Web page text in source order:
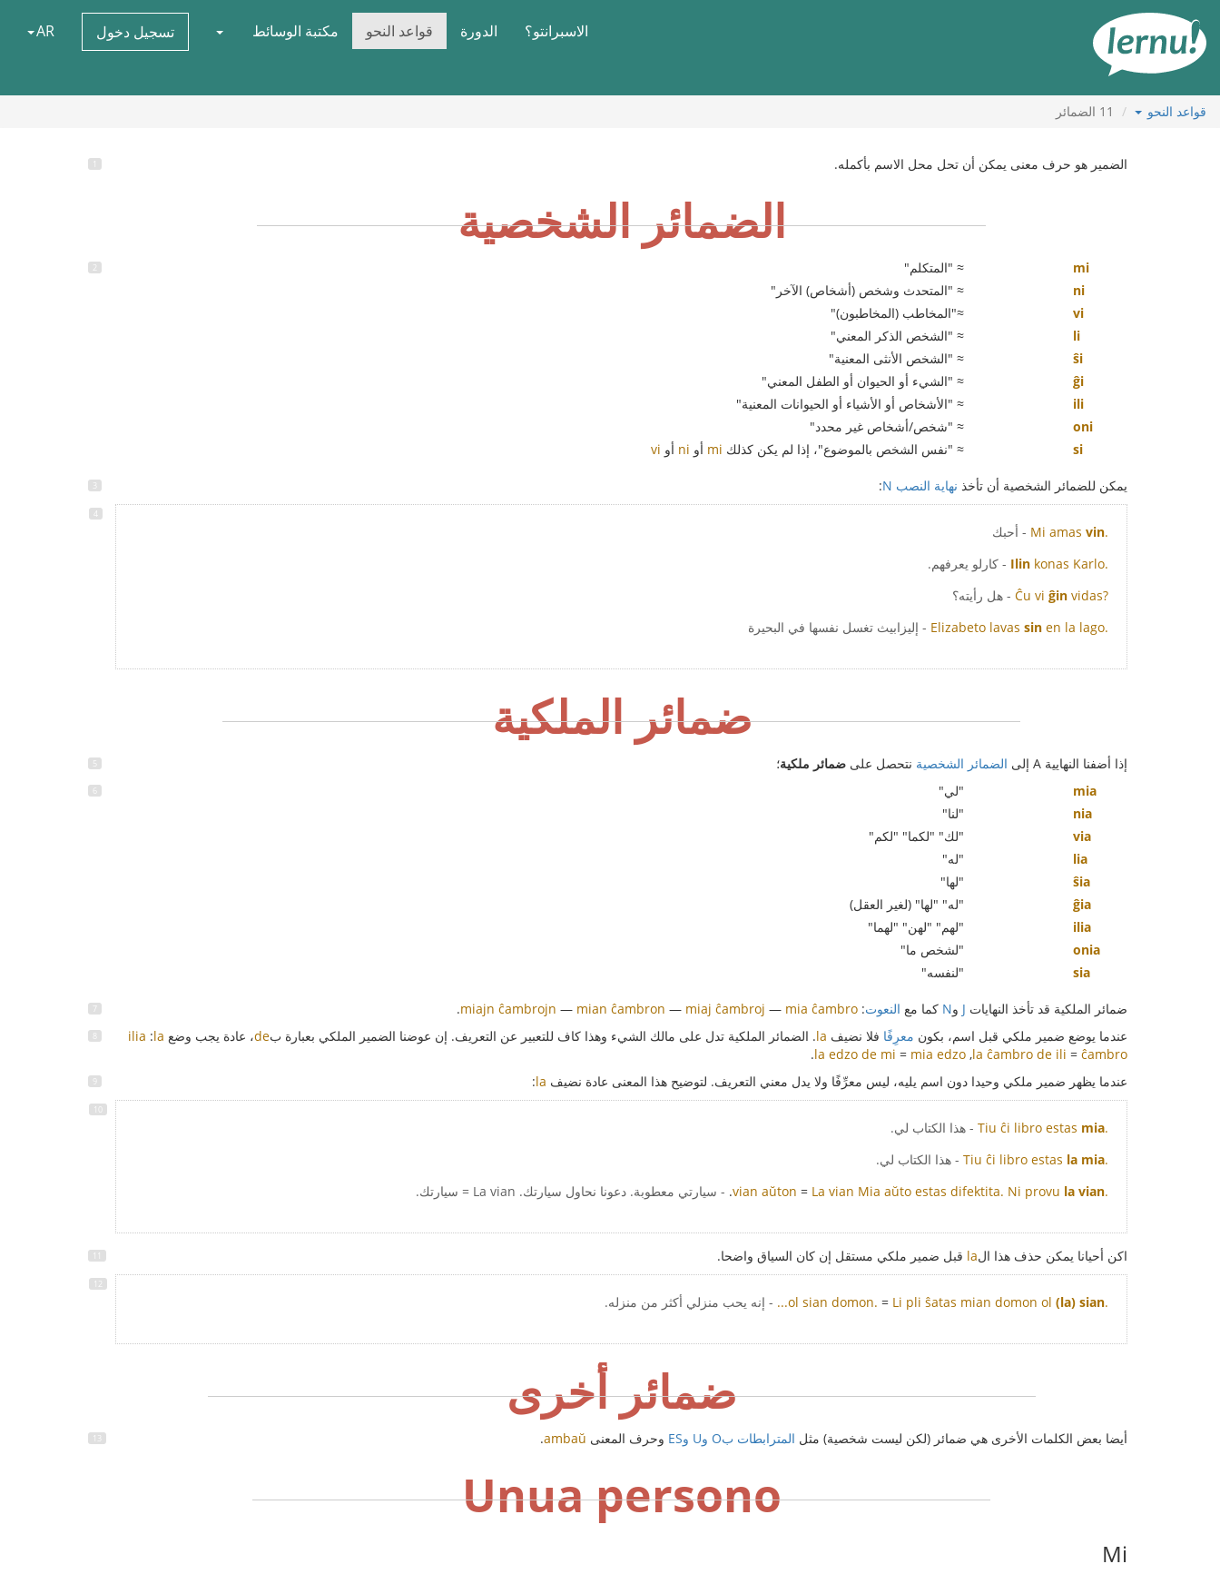
المحتويات
الاسبرانتو؟ الدورة قواعد النحو مكتبة الوسائط تسجيل دخول AR
قواعد النحو 11 الضمائر
الضمير هو حرف معنى يمكن أن تحل محل الاسم بأكمله.
الضمائر الشخصية
mi
≈ "المتكلم"
ni
≈ "المتحدث وشخص (أشخاص) الآخر"
vi
≈"المخاطب (المخاطبون)"
li
≈ "الشخص الذكر المعني"
ŝi
≈ "الشخص الأنثى المعنية"
ĝi
≈ "الشيء أو الحيوان أو الطفل المعني"
ili
≈ "الأشخاص أو الأشياء أو الحيوانات المعنية"
oni
≈ "شخص/أشخاص غير محدد"
si
≈ "نفس الشخص بالموضوع"، إذا لم يكن كذلك mi أو ni أو vi
يمكن للضمائر الشخصية أن تأخذ نهاية النصب N :
Mi amas vin.
- أحبك
Ilin konas Karlo.
- كارلو يعرفهم.
Ĉu vi ĝin vidas?
- هل رأيته؟
Elizabeto lavas sin en la lago. - إليزابيث تغسل نفسها في البحيرة
ضمائر الملكية
إذا أضفنا النهايية A إلى الضمائر الشخصية نتحصل على ضمائر ملكية؛
mia
"لي"
nia
"لنا"
via
"لك" "لكما" "لكم"
lia
"له"
ŝia
"لها"
ĝia
"له" "لها" (لغير العقل)
ilia
"لهم" "لهن" "لهما"
onia
"لشخص ما"
sia
"لنفسه"
ضمائر الملكية قد تأخذ النهايات J وN كما مع النعوت:
mia ĉambro
—
miaj ĉambroj
—
mian ĉambron
—
miajn ĉambrojn
.
عندما يوضع ضمير ملكي قبل اسم، بكون معرِفًا فلا نضيف la. الضمائر الملكية تدل على مالك الشيء وهذا كاف للتعبير عن التعريف. إن عوضنا الضمير الملكي بعبارة بde، عادة يجب وضع la
:
ilia
ĉambro
=
la ĉambro de ili
,
mia edzo
=
la edzo de mi
.
عندما يظهر ضمير ملكي وحيدا دون اسم يليه، ليس معرِّفًا ولا يدل معني التعريف. لتوضيح هذا المعنى عادة نضيف la
:
Tiu ĉi libro estas mia.
- هذا الكتاب لي.
Tiu ĉi libro estas la mia.
- هذا الكتاب لي.
Mia aŭto estas difektita. Ni provu la vian.
La vian
=
vian aŭton
. - سيارتي معطوبة. دعونا نحاول سيارتك. La vian = سيارتك.
اكن أحيانا يمكن حذف هذا الla قبل ضمير ملكي مستقل إن كان السياق واضحا.
Li pli ŝatas mian domon ol (la) sian.
=
...ol sian domon. - إنه يحب منزلي أكثر من منزله.
ضمائر أخرى
أيضا بعض الكلمات الأخرى هي ضمائر (لكن ليست شخصية) مثل المترابطات بO وU وES وحرف المعنى ambaŭ
.
Unua persono
Mi